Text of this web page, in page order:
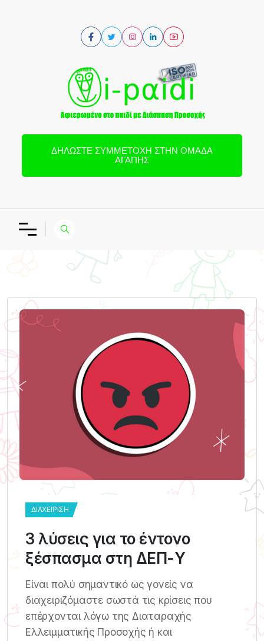
ΔΗΛΏΣΤΕ ΣΥΜΜΕΤΟΧΉ ΣΤΗΝ ΟΜΆΔΑ
ΑΓΆΠΗΣ
ΔΙΑΧΕΊΡΙΣΗ
3 λύσεις για το έντονο
ξέσπασμα στη ΔΕΠ-Υ
Είναι πολύ σημαντικό ως γονείς να
διαχειριζόμαστε σωστά τις κρίσεις που
επέρχονται λόγω της Διαταραχής
Ελλειμματικής Προσοχής ή και